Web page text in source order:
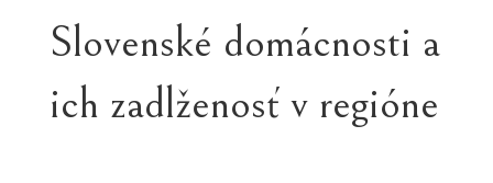
Slovenské domácnosti a
ich zadlženosť v regióne